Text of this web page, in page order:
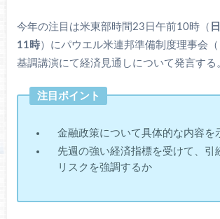
今年の注目は米東部時間23日午前10時（
11時）にパウエル米連邦準備制度理事会
基調講演にて経済見通しについて発言する
注目ポイント
金融政策について具体的な内容を
先週の強い経済指標を受けて、引
リスクを強調するか